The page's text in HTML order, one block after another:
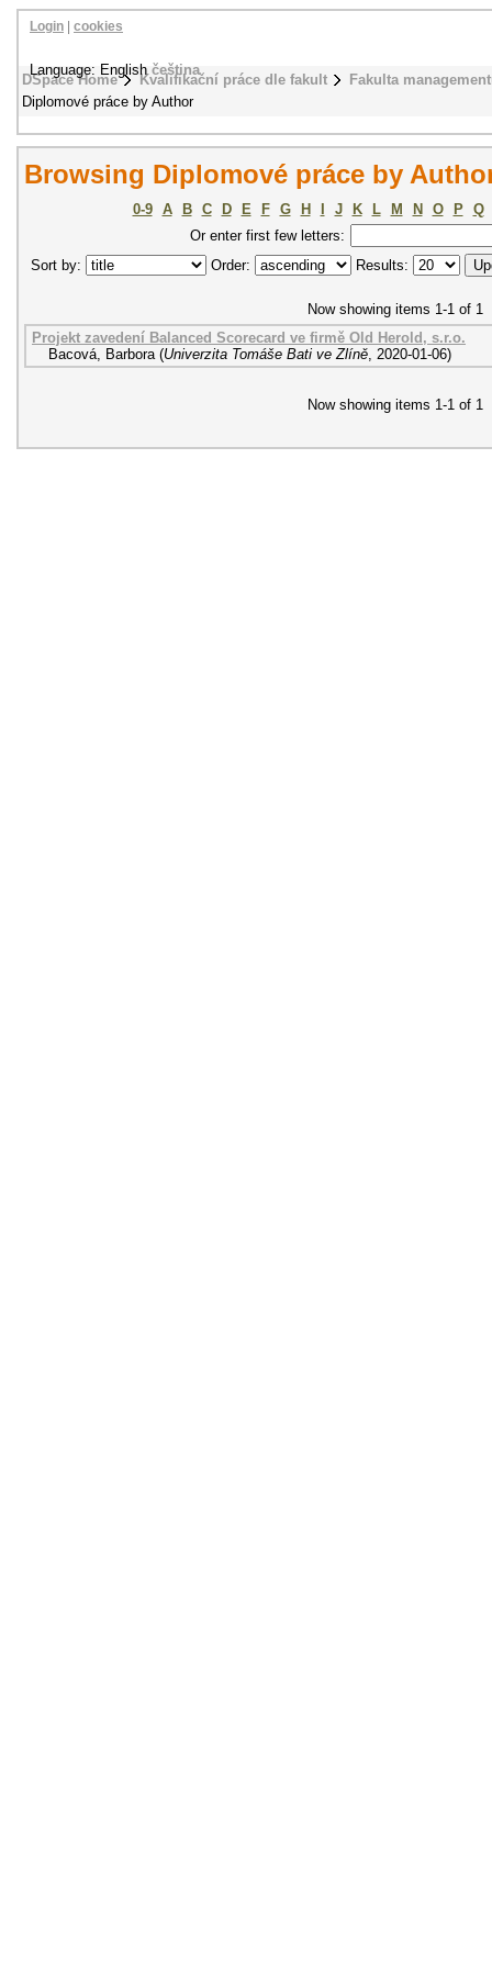
DSpace Home Kvalifikační práce dle fakult
Fakulta
Diplomové práce by Author
Login cookies
Language: Englishčeština
Browsing Diplomové práce by
0-9 A B C D E F G H J K L M N O P
Q
Or enter first few letters:
Sort by:
Order: Results:
Now showing items 1-1 of 1
Projekt zavedení Balanced Scorecard ve firmě Old Herold, s.r.o.
Bacová, Barbora (Univerzita Tomáše Bati ve Zlíně, 2020-01-06)
Now showing items 1-1 of 1